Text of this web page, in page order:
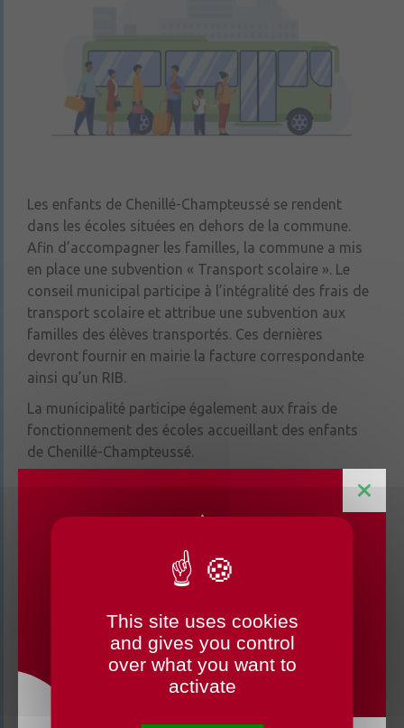
Les enfants de Chenillé-Champteussé se rendent
dans les écoles situées en dehors de la commune.
Afin d’accompagner les familles, la commune a mis
en place une subvention « Transport scolaire ». Le
conseil municipal participe à l’intégralité des frais de
transport scolaire et attribue une subvention aux
familles des élèves transportés. Ces dernières
devront fournir en mairie la facture correspondante
ainsi qu’un RIB.
La municipalité participe également aux frais de
fonctionnement des écoles accueillant des enfants
de Chenillé-Champteussé.
Garde d’enfants scolarisés
Comment faire garder vos enfants avant et après la
classe ou pendant les vacances scolaires ? Il existe de
nombreuses structures sur le territoire de la
CHANGEMENTS HORAIRES
OUVERTURE MAIRIE
This site uses cookies
and gives you control
over what you want to
activate